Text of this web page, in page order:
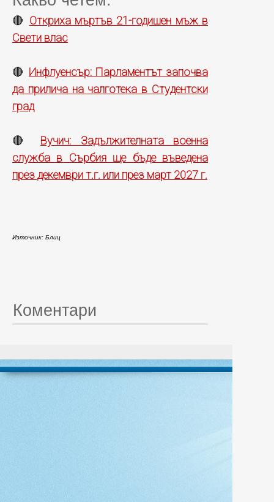
🔴 Откриха мъртъв 21-годишен мъж в
Свети влас
🔴 Инфлуенсър: Парламентът започва
да прилича на чалготека в Студентски
град
🔴 Вучич: Задължителната военна
служба в Сърбия ще бъде въведена
през декември т.г. или през март 2027 г.
Източник: Блиц
Коментари